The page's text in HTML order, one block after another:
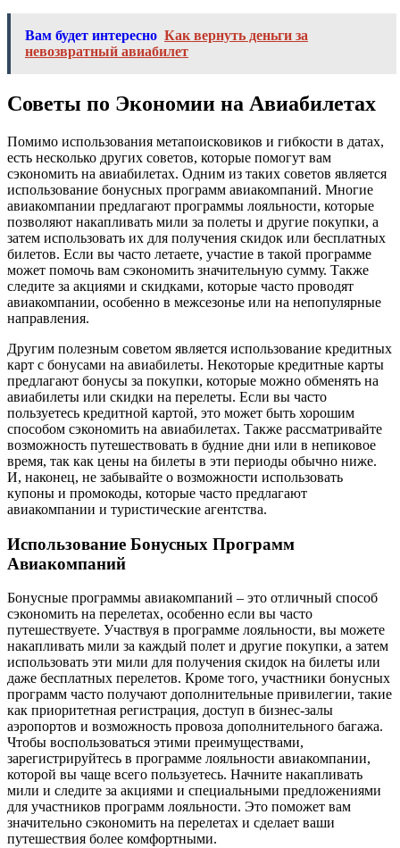
Вам будет интересно Как вернуть деньги за
невозвратный авиабилет
Советы по Экономии на Авиабилетах
Помимо использования метапоисковиков и гибкости в датах,
есть несколько других советов, которые помогут вам
сэкономить на авиабилетах. Одним из таких советов является
использование бонусных программ авиакомпаний. Многие
авиакомпании предлагают программы лояльности, которые
позволяют накапливать мили за полеты и другие покупки, а
затем использовать их для получения скидок или бесплатных
билетов. Если вы часто летаете, участие в такой программе
может помочь вам сэкономить значительную сумму. Также
следите за акциями и скидками, которые часто проводят
авиакомпании, особенно в межсезонье или на непопулярные
направления.
Другим полезным советом является использование кредитных
карт с бонусами на авиабилеты. Некоторые кредитные карты
предлагают бонусы за покупки, которые можно обменять на
авиабилеты или скидки на перелеты. Если вы часто
пользуетесь кредитной картой, это может быть хорошим
способом сэкономить на авиабилетах. Также рассматривайте
возможность путешествовать в будние дни или в непиковое
время, так как цены на билеты в эти периоды обычно ниже.
И, наконец, не забывайте о возможности использовать
купоны и промокоды, которые часто предлагают
авиакомпании и туристические агентства.
Использование Бонусных Программ
Авиакомпаний
Бонусные программы авиакомпаний – это отличный способ
сэкономить на перелетах, особенно если вы часто
путешествуете. Участвуя в программе лояльности, вы можете
накапливать мили за каждый полет и другие покупки, а затем
использовать эти мили для получения скидок на билеты или
даже бесплатных перелетов. Кроме того, участники бонусных
программ часто получают дополнительные привилегии, такие
как приоритетная регистрация, доступ в бизнес-залы
аэропортов и возможность провоза дополнительного багажа.
Чтобы воспользоваться этими преимуществами,
зарегистрируйтесь в программе лояльности авиакомпании,
которой вы чаще всего пользуетесь. Начните накапливать
мили и следите за акциями и специальными предложениями
для участников программ лояльности. Это поможет вам
значительно сэкономить на перелетах и сделает ваши
путешествия более комфортными.